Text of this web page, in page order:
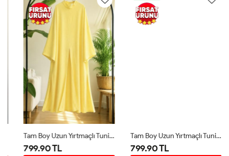
Tam Boy Uzun Yırtmaçlı Tunik Sarı YR9580
799.90 TL
Tam Boy Uzun Yırtmaçlı Tunik Kırmızı YR9580
799.90 TL